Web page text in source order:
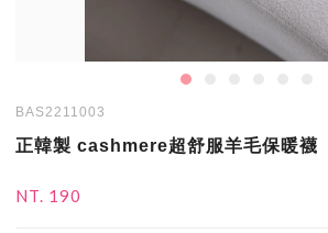
BAS2211003
正韓製 cashmere超舒服羊毛保暖襪
NT. 190